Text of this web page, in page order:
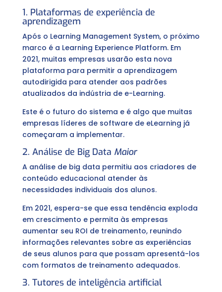
1. Plataformas de experiência de
aprendizagem
Após o Learning Management System, o próximo
marco é a Learning Experience Platform. Em
2021, muitas empresas usarão esta nova
plataforma para permitir a aprendizagem
autodirigida para atender aos padrões
atualizados da indústria de e-Learning.
Este é o futuro do sistema e é algo que muitas
empresas líderes de software de eLearning já
começaram a implementar.
2. Análise de Big Data Maior
A análise de big data permitiu aos criadores de
conteúdo educacional atender às
necessidades individuais dos alunos.
Em 2021, espera-se que essa tendência exploda
em crescimento e permita às empresas
aumentar seu ROI de treinamento, reunindo
informações relevantes sobre as experiências
de seus alunos para que possam apresentá-los
com formatos de treinamento adequados.
3. Tutores de inteligência artificial